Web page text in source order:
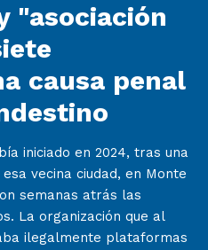
"asociación
causa penal
iniciado en 2024, tras una
vecina ciudad, en Monte
semanas atrás las
La organización que al
ilegalmente plataformas